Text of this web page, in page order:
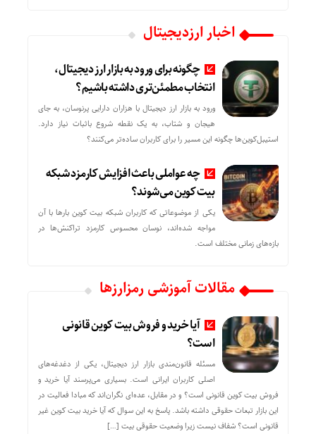
اخبار ارزدیجیتال
چگونه برای ورود به بازار ارز دیجیتال،
انتخاب مطمئن‌تری داشته باشیم؟
ورود به بازار ارز دیجیتال با هزاران دارایی پرنوسان، به جای
هیجان و شتاب، به یک نقطه شروع باثبات نیاز دارد.
استیبل‌کوین‌ها چگونه این مسیر را برای کاربران ساده‌تر می‌کنند؟
چه عواملی باعث افزایش کارمزد شبکه
بیت کوین می‌شوند؟
یکی از موضوعاتی که کاربران شبکه بیت کوین بارها با آن
مواجه شده‌اند، نوسان محسوس کارمزد تراکنش‌ها در
بازه‌های زمانی مختلف است.
مقالات آموزشی رمزارزها
آیا خرید و فروش بیت کوین قانونی
است؟
مسئله قانون‌مندی بازار ارز دیجیتال، یکی از دغدغه‌های
اصلی کاربران ایرانی است. بسیاری می‌پرسند آیا خرید و
فروش بیت کوین قانونی است؟ و در مقابل، عده‌ای نگران‌اند که مبادا فعالیت در
این بازار تبعات حقوقی داشته باشد. پاسخ به این سوال که آیا خرید بیت کوین غیر
قانونی است؟ شفاف نیست زیرا وضعیت حقوقی بیت‌ […]